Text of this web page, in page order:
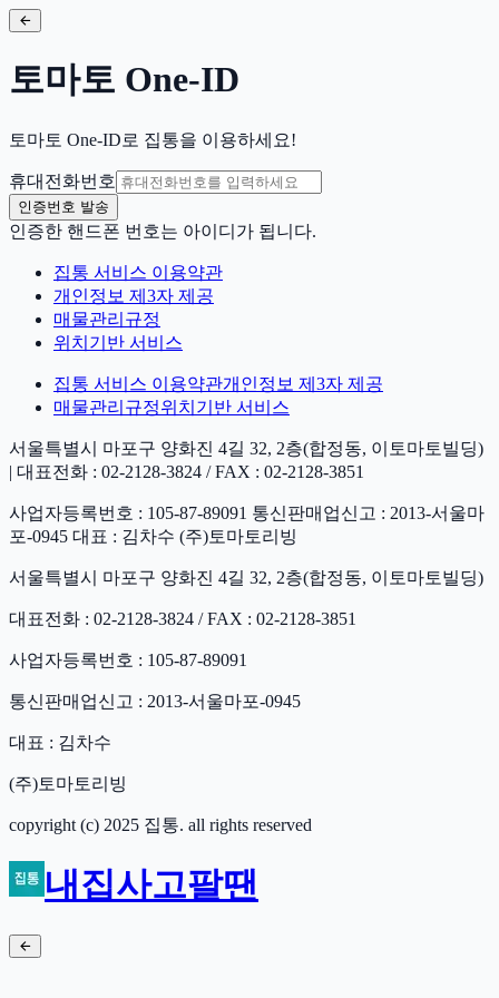
토마토 One-ID
토마토 One-ID로 집통을 이용하세요!
휴대전화번호
인증번호 발송
인증한 핸드폰 번호는 아이디가 됩니다.
집통 서비스 이용약관
개인정보 제3자 제공
매물관리규정
위치기반 서비스
집통 서비스 이용약관개인정보 제3자 제공
매물관리규정위치기반 서비스
서울특별시 마포구 양화진 4길 32, 2층(합정동, 이토마토빌딩)
| 대표전화 : 02-2128-3824 / FAX : 02-2128-3851
사업자등록번호 : 105-87-89091 통신판매업신고 : 2013-서울마
포-0945 대표 : 김차수 (주)토마토리빙
서울특별시 마포구 양화진 4길 32, 2층(합정동, 이토마토빌딩)
대표전화 : 02-2128-3824 / FAX : 02-2128-3851
사업자등록번호 : 105-87-89091
통신판매업신고 : 2013-서울마포-0945
대표 : 김차수
(주)토마토리빙
copyright (c) 2025 집통. all rights reserved
내집사고팔땐